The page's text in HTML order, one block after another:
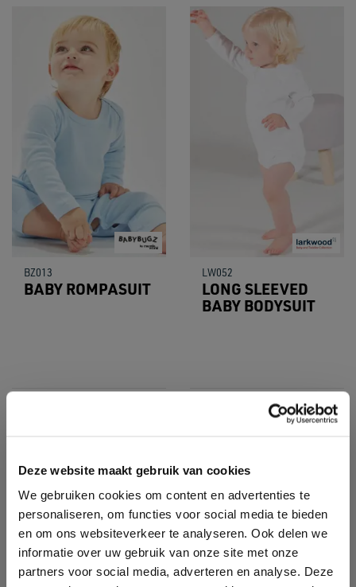
Deze website maakt gebruik van cookies
We gebruiken cookies om content en advertenties te
personaliseren, om functies voor social media te bieden
en om ons websiteverkeer te analyseren. Ook delen we
informatie over uw gebruik van onze site met onze
partners voor social media, adverteren en analyse. Deze
BZ013
BABY ROMPASUIT
LW052
LONG SLEEVED
BABY BODYSUIT
Sale